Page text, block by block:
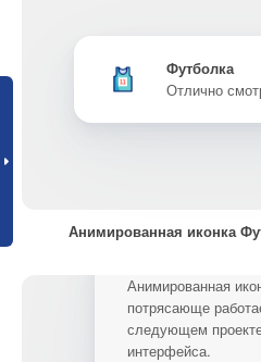
Футболка
Отлично
Анимированная иконка
Анимированная
потрясающе
следующем
интерфейса.